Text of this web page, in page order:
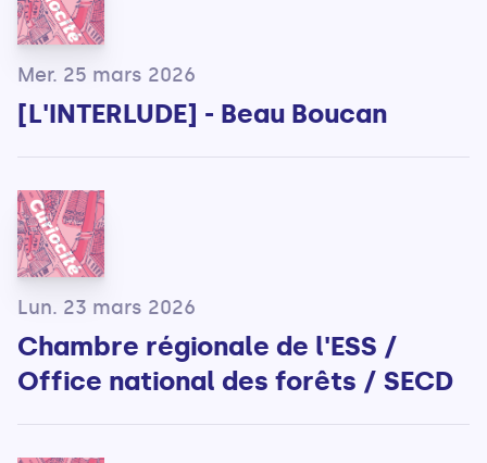
Mer. 25 mars 2026
[L'INTERLUDE] - Beau Boucan
Lun. 23 mars 2026
Chambre régionale de l'ESS /
Office national des forêts / SECD